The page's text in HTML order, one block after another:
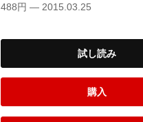
488円 — 2015.03.25
試し読み
購入